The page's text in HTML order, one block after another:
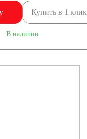
Купить в 1 клик
В наличии